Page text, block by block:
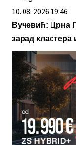
10. 08. 2026 19:46
Вучевић: Црна
зарад кластера